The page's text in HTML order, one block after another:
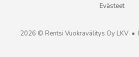
Evästeet
2026 © Rentsi Vuokravälitys Oy LKV •